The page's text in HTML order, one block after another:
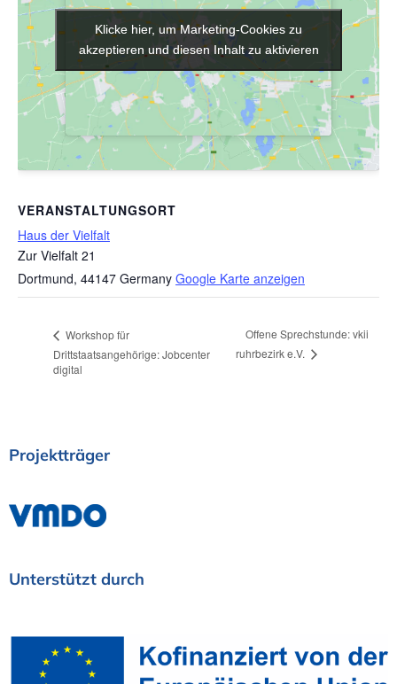
VERANSTALTUNGSORT
Haus der Vielfalt
Zur Vielfalt 21
Dortmund, 44147 Germany Google Karte anzeigen
Klicke hier, um Marketing-Cookies zu
akzeptieren und diesen Inhalt zu aktivieren
Klicke hier, um Marketing-Cookies zu
akzeptieren und diesen Inhalt zu aktivieren
Workshop für
Drittstaatsangehörige: Jobcenter
digital
Offene Sprechstunde: vkii
ruhrbezirk e.V.
Projektträger
Unterstützt durch